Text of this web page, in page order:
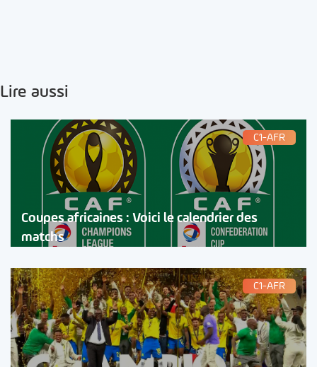
Lire aussi
C1-AFR
Coupes africaines : Voici le calendrier des
matchs
C1-AFR